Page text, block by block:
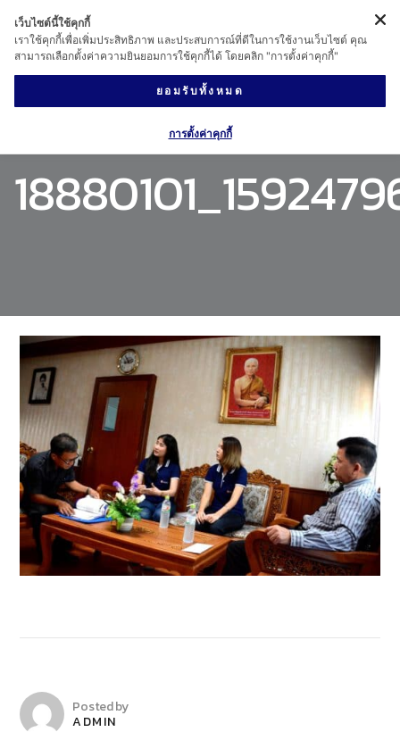
Posted by
ADMIN
เว็บไซต์นี้ใช้คุกกี้
เราใช้คุกกี้เพื่อเพิ่มประสิทธิภาพ และประสบการณ์ที่ดีในการใช้งานเว็บไซต์ คุณ
สามารถเลือกตั้งค่าความยินยอมการใช้คุกกี้ได้ โดยคลิก "การตั้งค่าคุกกี้"
ยอมรับทั้งหมด
การตั้งค่าคุกกี้